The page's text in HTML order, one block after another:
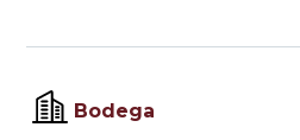
Bodega